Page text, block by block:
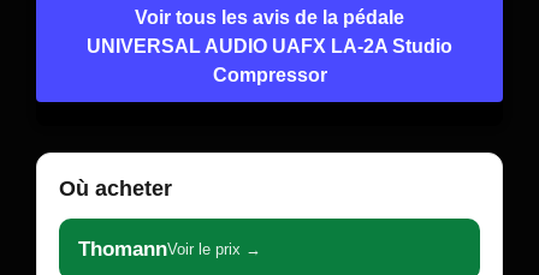
Voir tous les avis de la pédale
UNIVERSAL AUDIO UAFX LA-2A Studio
Compressor
Où acheter
ThomannVoir le prix →